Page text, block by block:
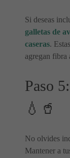
Si deseas
galletas de
caseras.
agregan fibra
Paso
💧🥤
No olvides
Mantener a